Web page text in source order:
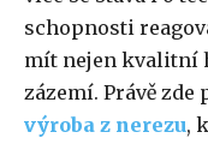
schopnosti
mít nejen kvalitní
zázemí. Právě zde
výroba z nerezu,